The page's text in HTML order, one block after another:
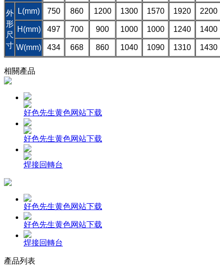
外
形
尺
寸
L(mm) 750 860 1200 1300 1570 1920 2200
H(mm) 497 700 900 1000 1000 1240 1400
W(mm) 434 668 860 1040 1090 1310 1430
相關產品
好色先生黄色网站下载
好色先生黄色网站下载
焊接回轉台
好色先生黄色网站下载
好色先生黄色网站下载
焊接回轉台
產品列表